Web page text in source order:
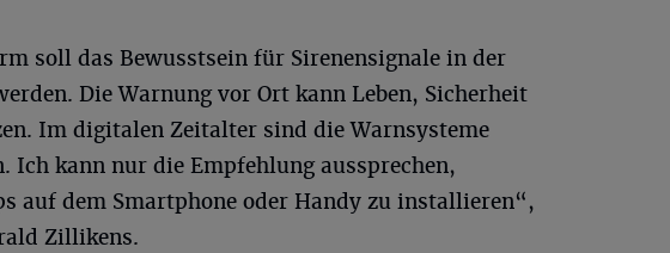
soll das Bewusstsein für Sirenensignale in der
Die Warnung vor Ort kann Leben, Sicherheit
Im digitalen Zeitalter sind die Warnsysteme
Ich kann nur die Empfehlung aussprechen,
auf dem Smartphone oder Handy zu installieren“,
Zillikens.